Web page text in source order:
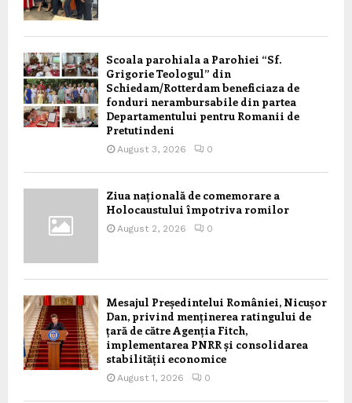
Scoala parohiala a Parohiei “Sf.
Grigorie Teologul” din
Schiedam/Rotterdam beneficiaza de
fonduri nerambursabile din partea
Departamentului pentru Romanii de
Pretutindeni
August 3, 2026 0
Ziua națională de comemorare a
Holocaustului împotriva romilor
August 2, 2026 0
Mesajul Președintelui României, Nicușor
Dan, privind menținerea ratingului de
țară de către Agenția Fitch,
implementarea PNRR și consolidarea
stabilității economice
August 1, 2026 0